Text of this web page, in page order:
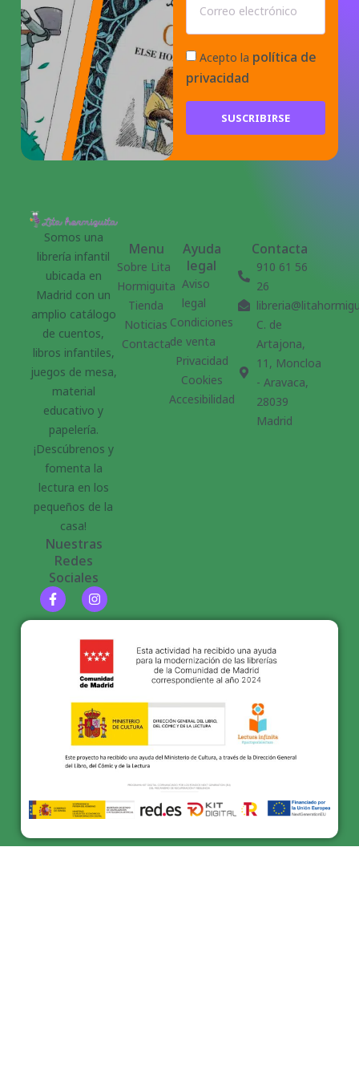
Acepto la política de
privacidad
SUSCRIBIRSE
Somos una
librería infantil
ubicada en
Madrid con un
amplio catálogo
de cuentos,
libros infantiles,
juegos de mesa,
material
educativo y
papelería.
¡Descúbrenos y
fomenta la
lectura en los
pequeños de la
casa!
Nuestras
Redes
Sociales
Menu
Sobre Lita
Hormiguita
Tienda
Noticias
Contacta
Ayuda
legal
Aviso
legal
Condiciones
de venta
Privacidad
Cookies
Accesibilidad
Contacta
910 61 56
26
C. de
Artajona,
11, Moncloa
- Aravaca,
28039
Madrid